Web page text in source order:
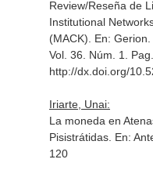
Review/Reseña de
Institutional
(MACK). En:
Vol. 36. Núm. 1.
http://dx.doi.org/
Iriarte, Unai:
La moneda en
Pisistrátidas. En:
120